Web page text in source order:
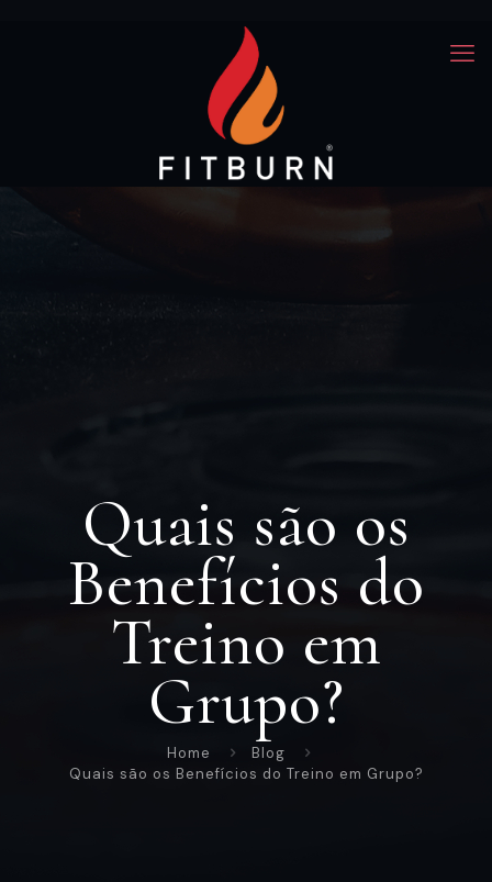
Quais são os
Benefícios do
Treino em
Grupo?
Home
Blog
Quais são os Benefícios do Treino em Grupo?